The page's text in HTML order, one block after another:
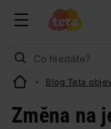
Blog Teta
Změna na